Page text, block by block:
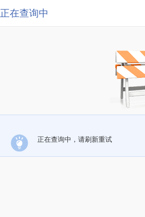
正在查询中
正在查询中，请刷新重试